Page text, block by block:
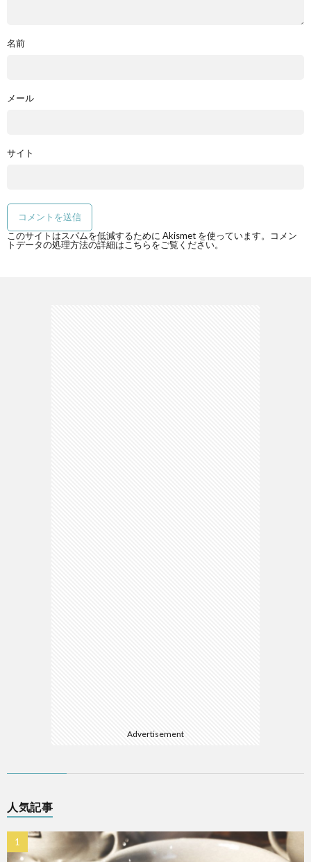
名前
メール
サイト
このサイトはスパムを低減するために Akismet を使っています。
コメン
トデータの処理方法の詳細はこちらをご覧ください。
Advertisement
人気記事